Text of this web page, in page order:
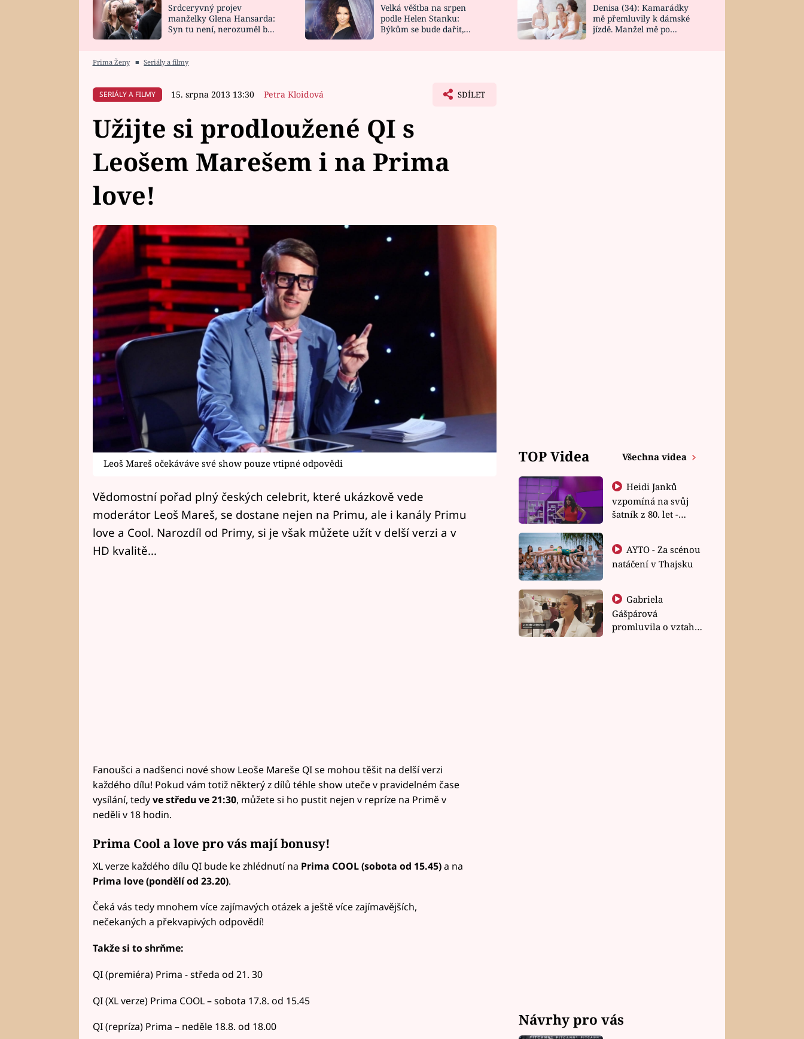
HOROSKOP NA
CELEBRITY
VAŘENÍ
NOVINKY
VIDEORECEPTY
DESIGN
Srdceryvný projev
manželky Glena Hansarda:
Syn tu není, nerozuměl by
Velká věštba na srpen
podle Helen Stanku:
Býkům se bude dařit,
Denisa (34): Kamarádky
mě přemluvily k dámské
jízdě. Manžel mě po
Prima Ženy ■ Seriály a filmy
SERIÁLY A FILMY 15. srpna 2013 13:30 Petra Kloidová SDÍLET
Užijte si prodloužené QI s
Leošem Marešem i na Prima
love!
Leoš Mareš očekáváve své show pouze vtipné odpovědi
Vědomostní pořad plný českých celebrit, které ukázkově vede
moderátor Leoš Mareš, se dostane nejen na Primu, ale i kanály Primu
love a Cool. Narozdíl od Primy, si je však můžete užít v delší verzi a v
HD kvalitě...
Fanoušci a nadšenci nové show Leoše Mareše QI se mohou těšit na delší verzi
každého dílu! Pokud vám totiž některý z dílů téhle show uteče v pravidelném čase
vysílání, tedyve středu ve 21:30, můžete si ho pustit nejen v repríze na Primě v
neděli v 18 hodin.
Prima Cool a love pro vás mají bonusy!
XL verze každého dílu QI bude ke zhlédnutí na Prima COOL (sobota od 15.45)a na
Prima love (pondělí od 23.20).
Čeká vás tedy mnohem více zajímavých otázek a ještě více zajímavějších,
nečekaných a překvapivých odpovědí!
Takže si to shrňme:
QI (premiéra) Prima - středa od 21. 30
QI (XL verze) Prima COOL – sobota 17.8. od 15.45
QI (repríza) Prima – neděle 18.8. od 18.00
TOP Videa Všechna videa
Heidi Janků
vzpomíná na svůj
šatník z 80. let -
natáčení v Thajsku
Gabriela
Gášpárová
promluvila o vztahu
Návrhy pro vás